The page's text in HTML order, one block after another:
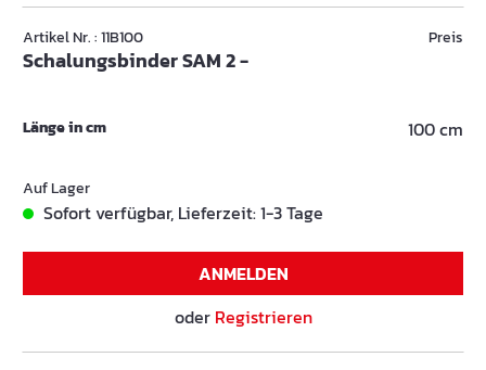
Artikel Nr. : 11B100
Schalungsbinder SAM 2 -
Preis
Länge in cm 100 cm
Auf Lager
Sofort verfügbar, Lieferzeit: 1-3 Tage
ANMELDEN
oder Registrieren